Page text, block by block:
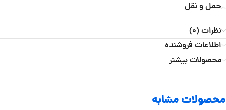
حمل و نقل
نظرات (0)
اطلاعات فروشنده
محصولات بیشتر
محصولات مشابه